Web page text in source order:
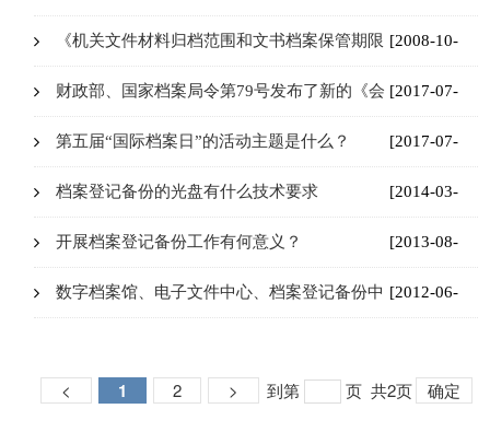
些主要变化?
规定》制定过程经历了哪几个阶段? 21]
《机关文件材料归档范围和文书档案保管期限
规定》制定的指导思想和原则是什么?
[2008-10-
21]
财政部、国家档案局令第79号发布了新的《会
计档案管理办法》（以下简称新《管理办
法》）的背景和过程？
[2017-07-
03]
第五届“国际档案日”的活动主题是什么？ [2017-07-
03]
档案登记备份的光盘有什么技术要求 [2014-03-
31]
开展档案登记备份工作有何意义？ [2013-08-
01]
数字档案馆、电子文件中心、档案登记备份中 [2012-06-
< 1 2 > 到第 页 共2页 确定